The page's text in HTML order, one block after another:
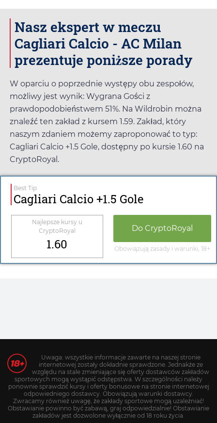
Nasz ekspert w meczu
Cagliari Calcio - AC Milan
prezentuje poniższe porady
W oparciu o poprzednie występy obu zespołów,
możliwy jest wynik: Wygrana Gości z
prawdopodobieństwem 51%. Na Wildrobin można
znaleźć ten zakład z kursem 1.59. Zakład, który
naszym zdaniem możemy zaproponować to typ:
Cagliari Calcio +1.5 Gole, dostępny po kursie 1.60 na
CryptoRoyal .
Best Tip
Cagliari Calcio +1.5 Gole
Najlepsze kursy u
CryptoRoyal
1.60
Do CryptoRoyal
Obowiązują zasady i warunki, 18+
Uwaga: wszystkie informacje zawarte na naszej stronie
internetowej zostały dokładnie sprawdzone. Jednakże ze
względu na stale zmieniające się oferty dostawców zakładów
sportowych mogą wystąpić odstępstwa. W szczególności należy
ponownie sprawdzić kursy i oferty bonusowe na stronie internetowej
odpowiedniego dostawcy. Obowiązują warunki dostawcy.
Zwracamy również uwagę, że zakłady sportowe mogą uzależniać!
Obstawianie powinno być zabawą, graj odpowiedzialnie! Obstawianie
zakładów jest dozwolone wyłącznie od 18 roku życia.